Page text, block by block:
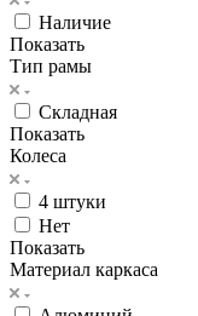
Наличие
Показать
Тип рамы
Складная
Показать
Колеса
4 штуки
Нет
Показать
Материал каркаса